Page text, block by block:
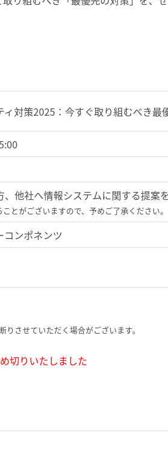
対策2025：今すぐ取り組むべき最
他社へ情報システムに関する提案
とがございますので、予めご了承ください。
コンポネンツ
させていただく場合がございます。
切りいたしました